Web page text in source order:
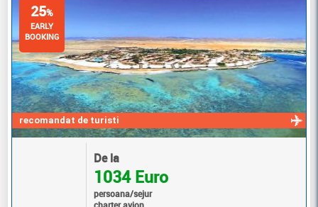
recomandat de turisti
25%
EARLY
BOOKING
De la
1034 Euro
persoana/sejur
charter avion